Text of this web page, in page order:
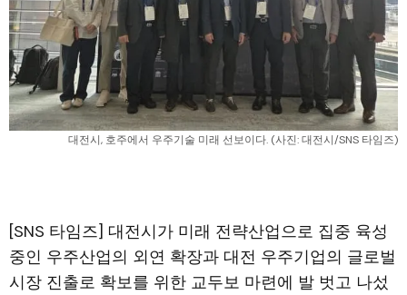
대전시, 호주에서 우주기술 미래 선보이다. (사진: 대전시/SNS 타임즈)
[SNS 타임즈] 대전시가 미래 전략산업으로 집중 육성
중인 우주산업의 외연 확장과 대전 우주기업의 글로벌
시장 진출로 확보를 위한 교두보 마련에 발 벗고 나섰